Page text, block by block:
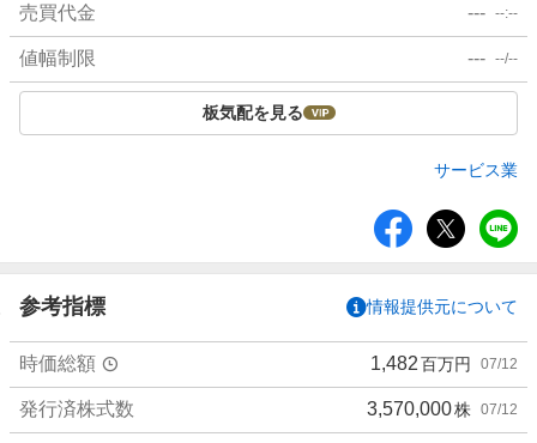
売買代金 --- --:--
値幅制限 --- --/--
板気配を見る
サービス業
ア
参考指標 情報提供元について
時価総額 1,482百万円 07/12
発行済株式数 3,570,000株 07/12